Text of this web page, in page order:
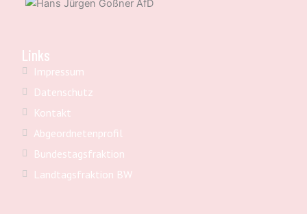
Links
Impressum
Datenschutz
Kontakt
Abgeordnetenprofil
Bundestagsfraktion
Landtagsfraktion BW